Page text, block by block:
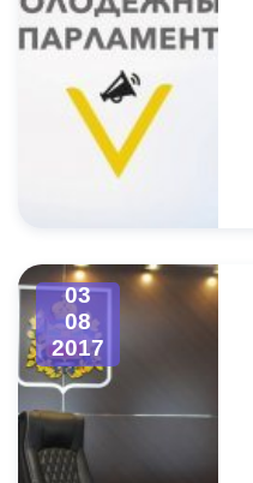
03
08
2017